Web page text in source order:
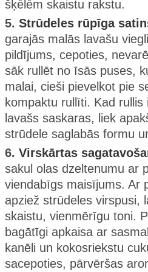
šķēlēm skaistu rakstu.
5. Strūdeles rūpīga
garajās malās lavašu
pildījums, cepoties,
sāk rullēt no īsās puses,
malai, cieši pievelkot pie
kompaktu rullīti. Kad
lavašs saskaras, liek
strūdele saglabās formu
6. Virskārtas
sakul olas dzeltenumu ar
viendabīgs maisījums. Ar
apziež strūdeles virspusi,
skaistu, vienmērīgu toni.
bagātīgi apkaisa ar
kanēli un kokosriekstu
sacepoties, pārvēršas